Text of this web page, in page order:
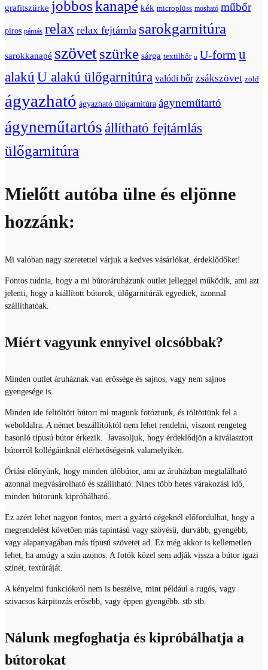
grafitszürke jobboskanapé kék microplüss mosható műbőr
piros párnás relax relax fejtámla sarokgarnitúra
sarokkanapé szövetszürke sárga textilbőr u U-form u
alakú U alakú ülőgarnitúra valódi bőr zsákszövet zöld
ágyazható ágyazható ülőgarnitúra ágyneműtartó
ágyneműtartós állítható fejtámlás
ülőgarnitúra
Mielőtt autóba ülne és eljönne
hozzánk:
Mi valóban nagy szeretettel várjuk a kedves vásárlókat, érdeklődőket!
Fontos tudnia, hogy a mi bútoráruházunk outlet jelleggel működik, ami azt
jelenti, hogy a kiállított bútorok, ülőgarnitúrák egyediek, azonnal
szállíthatóak.
Miért vagyunk ennyivel olcsóbbak?
Minden outlet áruháznak van erőssége és sajnos, vagy nem sajnos
gyengesége is.
Minden ide feltöltött bútort mi magunk fotóztunk, és töltöttünk fel a
weboldalra. A német beszállítóktól nem lehet rendelni, viszont rengeteg
hasonló típusú bútor érkezik. Javasoljuk, hogy érdeklődjön a kiválasztott
bútorról kollégáinknál elérhetőségeink valamelyikén.
Óriási előnyünk, hogy minden ülőbútor, ami az áruházban megtalálható
azonnal megvásárolható és szállítható. Nincs több hetes várakozási idő,
minden bútorunk kipróbálható.
Ez azért lehet nagyon fontos, mert a gyártó cégeknél előfordulhat, hogy a
megrendelést követően más tapintású vagy szövésű, durvább, gyengébb,
vagy alapanyagában más típusú szövetet ad. Ez még akkor is kellemetlen
lehet, ha amúgy a szín azonos. A fotók közel sem adják vissza a bútor igazi
színét, textúráját.
A kényelmi funkciókról nem is beszélve, mint például a rugós, vagy
szivacsos kárpitozás erősebb, vagy éppen gyengébb. stb stb.
Nálunk megfoghatja és kipróbálhatja a
bútorokat